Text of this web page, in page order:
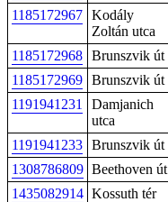
1185172967 Kodály
Zoltán utca
1185172968 Brunszvik út
1185172969 Brunszvik út
1191941231
Damjanich
utca
1191941233 Brunszvik út
1308786809 Beethoven út
1435082914 Kossuth tér